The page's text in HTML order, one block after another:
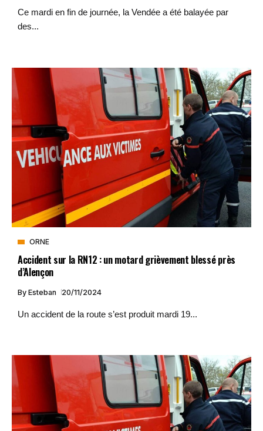
Ce mardi en fin de journée, la Vendée a été balayée par
des...
ORNE
Accident sur la RN12 : un motard grièvement blessé près
d’Alençon
By Esteban 20/11/2024
Un accident de la route s’est produit mardi 19...